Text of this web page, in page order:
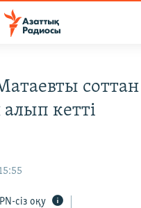
кетті
сіз оқу